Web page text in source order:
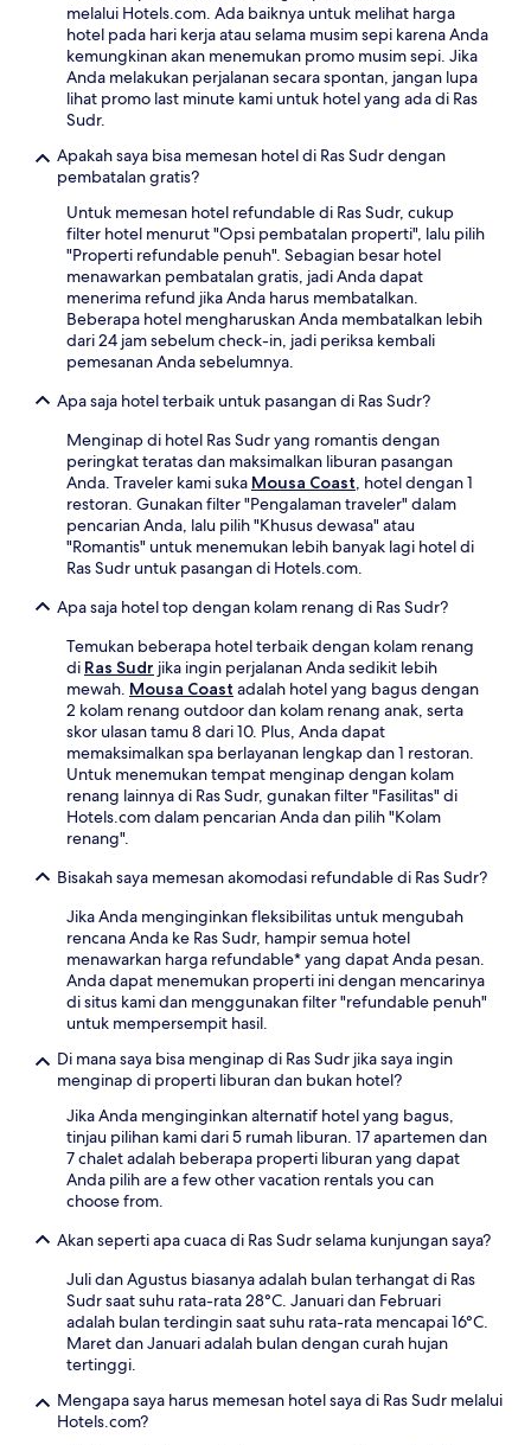
melalui Hotels.com. Ada baiknya untuk melihat harga
hotel pada hari kerja atau selama musim sepi karena Anda
kemungkinan akan menemukan promo musim sepi. Jika
Anda melakukan perjalanan secara spontan, jangan lupa
lihat promo last minute kami untuk hotel yang ada di Ras
Sudr.
Apakah saya bisa memesan hotel di Ras Sudr dengan
pembatalan gratis?
Untuk memesan hotel refundable di Ras Sudr, cukup
filter hotel menurut "Opsi pembatalan properti", lalu pilih
"Properti refundable penuh". Sebagian besar hotel
menawarkan pembatalan gratis, jadi Anda dapat
menerima refund jika Anda harus membatalkan.
Beberapa hotel mengharuskan Anda membatalkan lebih
dari 24 jam sebelum check-in, jadi periksa kembali
pemesanan Anda sebelumnya.
Apa saja hotel terbaik untuk pasangan di Ras Sudr?
Menginap di hotel Ras Sudr yang romantis dengan
peringkat teratas dan maksimalkan liburan pasangan
Anda. Traveler kami suka Mousa Coast, hotel dengan 1
restoran. Gunakan filter "Pengalaman traveler" dalam
pencarian Anda, lalu pilih "Khusus dewasa" atau
"Romantis" untuk menemukan lebih banyak lagi hotel di
Ras Sudr untuk pasangan di Hotels.com.
Apa saja hotel top dengan kolam renang di Ras Sudr?
Temukan beberapa hotel terbaik dengan kolam renang
di Ras Sudr jika ingin perjalanan Anda sedikit lebih
mewah. Mousa Coast adalah hotel yang bagus dengan
2 kolam renang outdoor dan kolam renang anak, serta
skor ulasan tamu 8 dari 10. Plus, Anda dapat
memaksimalkan spa berlayanan lengkap dan 1 restoran.
Untuk menemukan tempat menginap dengan kolam
renang lainnya di Ras Sudr, gunakan filter "Fasilitas" di
Hotels.com dalam pencarian Anda dan pilih "Kolam
renang".
Bisakah saya memesan akomodasi refundable di Ras Sudr?
Jika Anda menginginkan fleksibilitas untuk mengubah
rencana Anda ke Ras Sudr, hampir semua hotel
menawarkan harga refundable* yang dapat Anda pesan.
Anda dapat menemukan properti ini dengan mencarinya
di situs kami dan menggunakan filter "refundable penuh"
untuk mempersempit hasil.
Di mana saya bisa menginap di Ras Sudr jika saya ingin
menginap di properti liburan dan bukan hotel?
Jika Anda menginginkan alternatif hotel yang bagus,
tinjau pilihan kami dari 5 rumah liburan. 17 apartemen dan
7 chalet adalah beberapa properti liburan yang dapat
Anda pilih are a few other vacation rentals you can
choose from.
Akan seperti apa cuaca di Ras Sudr selama kunjungan saya?
Juli dan Agustus biasanya adalah bulan terhangat di Ras
Sudr saat suhu rata-rata 28°C. Januari dan Februari
adalah bulan terdingin saat suhu rata-rata mencapai 16°C.
Maret dan Januari adalah bulan dengan curah hujan
tertinggi.
Mengapa saya harus memesan hotel saya di Ras Sudr melalui
Hotels.com?